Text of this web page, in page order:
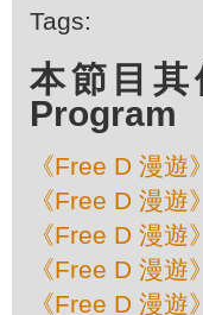
Tags:
本節目
Program
《Free D 漫
《Free D 漫
《Free D 漫
《Free D 漫
《Free D 漫